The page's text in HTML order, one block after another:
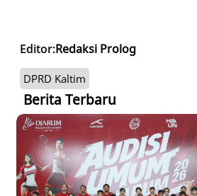
Editor:Redaksi Prolog
DPRD Kaltim
Berita Terbaru